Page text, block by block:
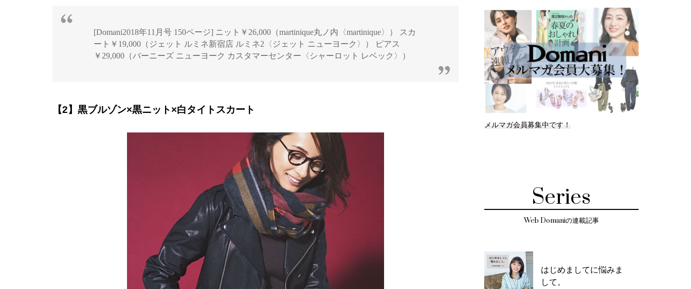
[Domani2018年11月号 150ページ] ニット￥26,000（martinique丸ノ内〈martinique〉） スカ
ート￥19,000（ジェット ルミネ新宿店 ルミネ2〈ジェット ニューヨーク〉） ピアス
￥29,000（バーニーズ ニューヨーク カスタマーセンター〈シャーロット レベック〉）
【2】黒ブルゾン×黒ニット×白タイトスカート
メルマガ会員募集中です！
Series
Web Domaniの連載記事
はじめましてに悩みま
して。